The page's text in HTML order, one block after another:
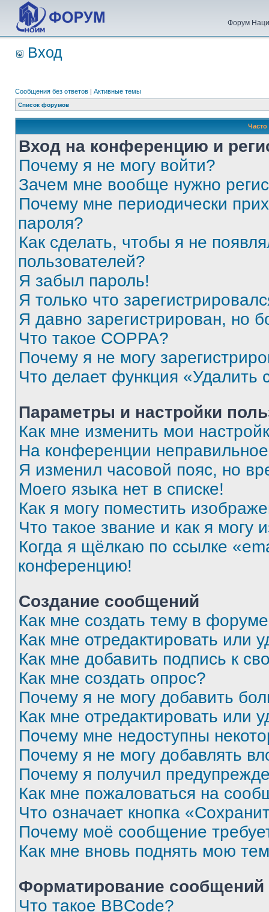
Форум
Вход
Сообщения без ответов | Активные темы
Список форумов
Вход на конференцию и
Почему я не могу войти?
Зачем мне вообще нужно
Почему мне периодически
пароля?
Как сделать, чтобы я не
пользователей?
Я забыл пароль!
Я только что
Я давно зарегистрирован, но
Что такое COPPA?
Почему я не могу
Что делает функция «Удалить
Параметры и настройки
Как мне изменить мои
На конференции
Я изменил часовой пояс, но
Моего языка нет в списке!
Как я могу поместить
Что такое звание и как я могу
Когда я щёлкаю по ссылке
конференцию!
Создание сообщений
Как мне создать тему в
Как мне отредактировать или
Как мне добавить подпись к
Как мне создать опрос?
Почему я не могу добавить
Как мне отредактировать или
Почему мне недоступны
Почему я не могу добавлять
Почему я получил
Как мне пожаловаться на
Что означает кнопка
Почему моё сообщение
Как мне вновь поднять мою
Форматирование
Что такое BBCode?